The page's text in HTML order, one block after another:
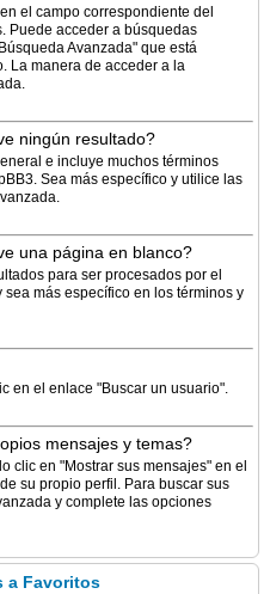
el campo correspondiente del
Puede acceder a búsquedas
Avanzada" que está
La manera de acceder a la
ningún resultado?
e incluye muchos términos
Sea más específico y utilice las
una página en blanco?
para ser procesados por el
más específico en los términos y
en el enlace "Buscar un usuario".
mensajes y temas?
clic en "Mostrar sus mensajes" en el
su propio perfil. Para buscar sus
y complete las opciones
a Favoritos